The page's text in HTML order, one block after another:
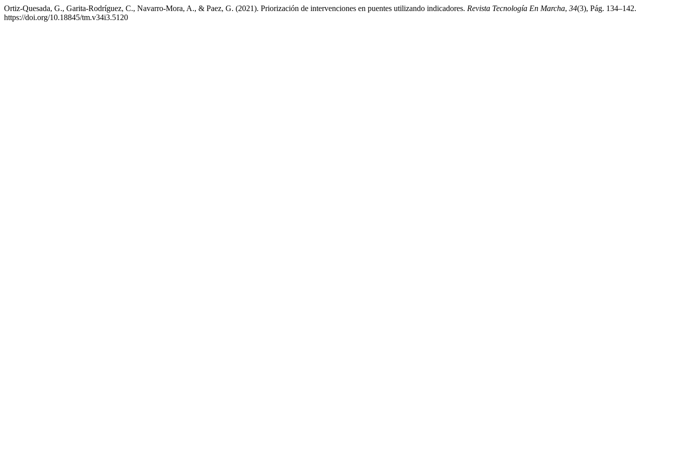
Ortiz-Quesada, G., Garita-Rodríguez, C., Navarro-Mora, A., & Paez, G. (2021). Priorización de intervenciones en puentes utilizando indicadores. Revista Tecnología En Marcha, 34(3), Pág. 134–142.
https://doi.org/10.18845/tm.v34i3.5120